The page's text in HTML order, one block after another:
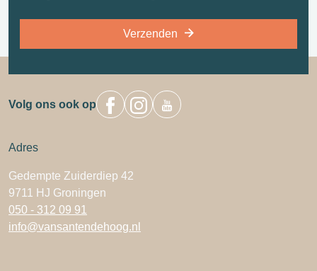
Verzenden
Volg ons ook op
Adres
Gedempte Zuiderdiep 42
9711 HJ Groningen
050 - 312 09 91
info@vansantendehoog.nl